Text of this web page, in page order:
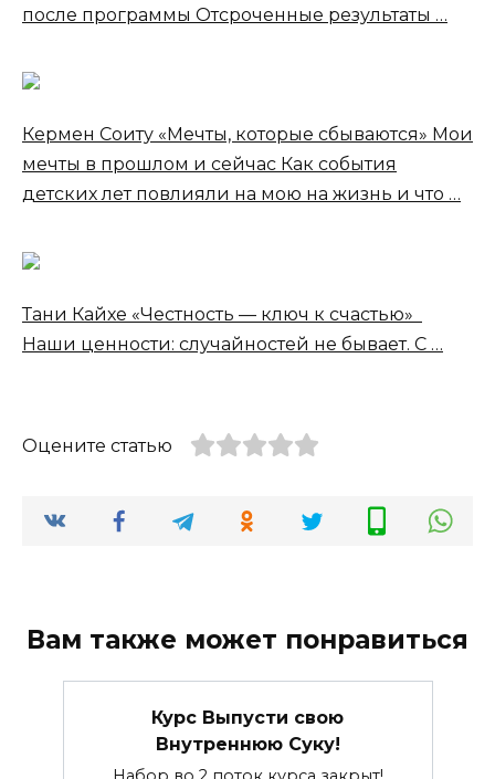
после программы Отсроченные результаты …
Кермен Соиту «Мечты, которые сбываются» Мои
мечты в прошлом и сейчас Как события
детских лет повлияли на мою на жизнь и что …
Тани Кайхе «Честность — ключ к счастью»
Наши ценности: случайностей не бывает. С …
Оцените статью
Вам также может понравиться
Курс Выпусти свою
Внутреннюю Суку!